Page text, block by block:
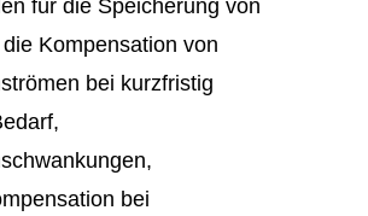
für die Speicherung von
Kompensation von
bei kurzfristig
bei